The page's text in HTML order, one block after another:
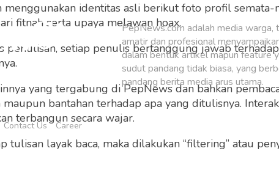
menggunakan identitas asli berikut foto profil
fitnah serta upaya melawan hoax.
penulisan, setiap penulis bertanggung jawab
yang tergabung di PepNews dan bahkan
bantahan terhadap apa yang ditulisnya.
terbangun secara wajar.
tulisan layak baca, maka dilakukan “filtering” atau
PepNews.com adalah media warga,
amatir dan profesional
dalam bentuk artikel mapun feature
sudut pandang tidak biasa, yang
pandang berita media arus utama.
Contact Us Career